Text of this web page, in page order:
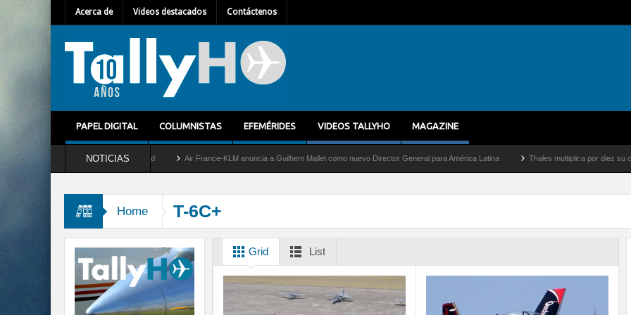
Acerca de Videos destacados Contáctenos
PAPEL DIGITAL COLUMNISTAS EFEMÉRIDES VIDEOS TALLYHO MAGAZINE
NOTICIAS
del servicio al C-2 Greyhound Air France-KLM anuncia a Guilhem Mallet como nuevo Director General para América Latina Thales multiplica por diez su
Home T-6C+
Grid List